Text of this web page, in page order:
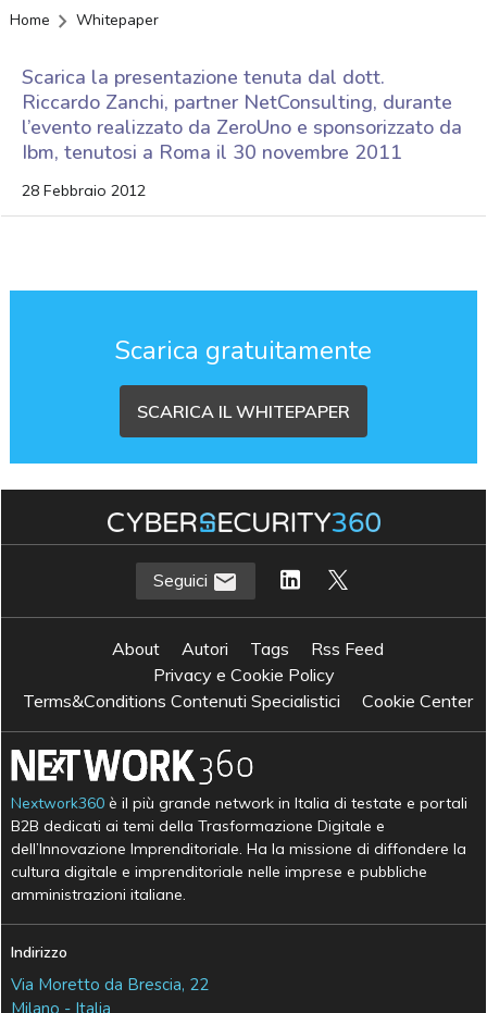
Home Whitepaper
Scarica la presentazione tenuta dal dott.
Riccardo Zanchi, partner NetConsulting, durante
l’evento realizzato da ZeroUno e sponsorizzato da
Ibm, tenutosi a Roma il 30 novembre 2011
28 Febbraio 2012
Scarica gratuitamente
SCARICA IL WHITEPAPER
Seguici
About Autori Tags
Rss Feed
Privacy e Cookie Policy
Terms&Conditions Contenuti Specialistici
Cookie Center
Nextwork360 è il più grande network in Italia di testate e portali
B2B dedicati ai temi della Trasformazione Digitale e
dell’Innovazione Imprenditoriale. Ha la missione di diffondere la
cultura digitale e imprenditoriale nelle imprese e pubbliche
amministrazioni italiane.
Indirizzo
Via Moretto da Brescia, 22
Milano - Italia